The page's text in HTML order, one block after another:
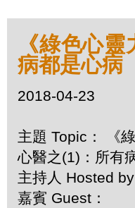
《綠色心
病都是心病
2018-04-23
主題 Topic： 《
心醫之(1)：所有
主持人 Hosted
嘉賓 Guest：